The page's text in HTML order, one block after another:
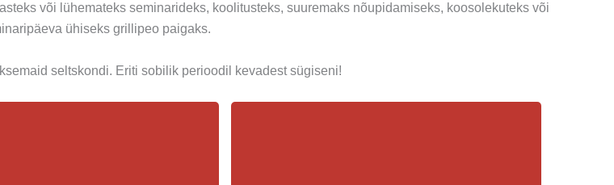
või lühemateks seminarideks, koolitusteks, suuremaks nõupidamiseks, koosolekuteks või
ühiseks grillipeo paigaks.
seltskondi. Eriti sobilik perioodil kevadest sügiseni!